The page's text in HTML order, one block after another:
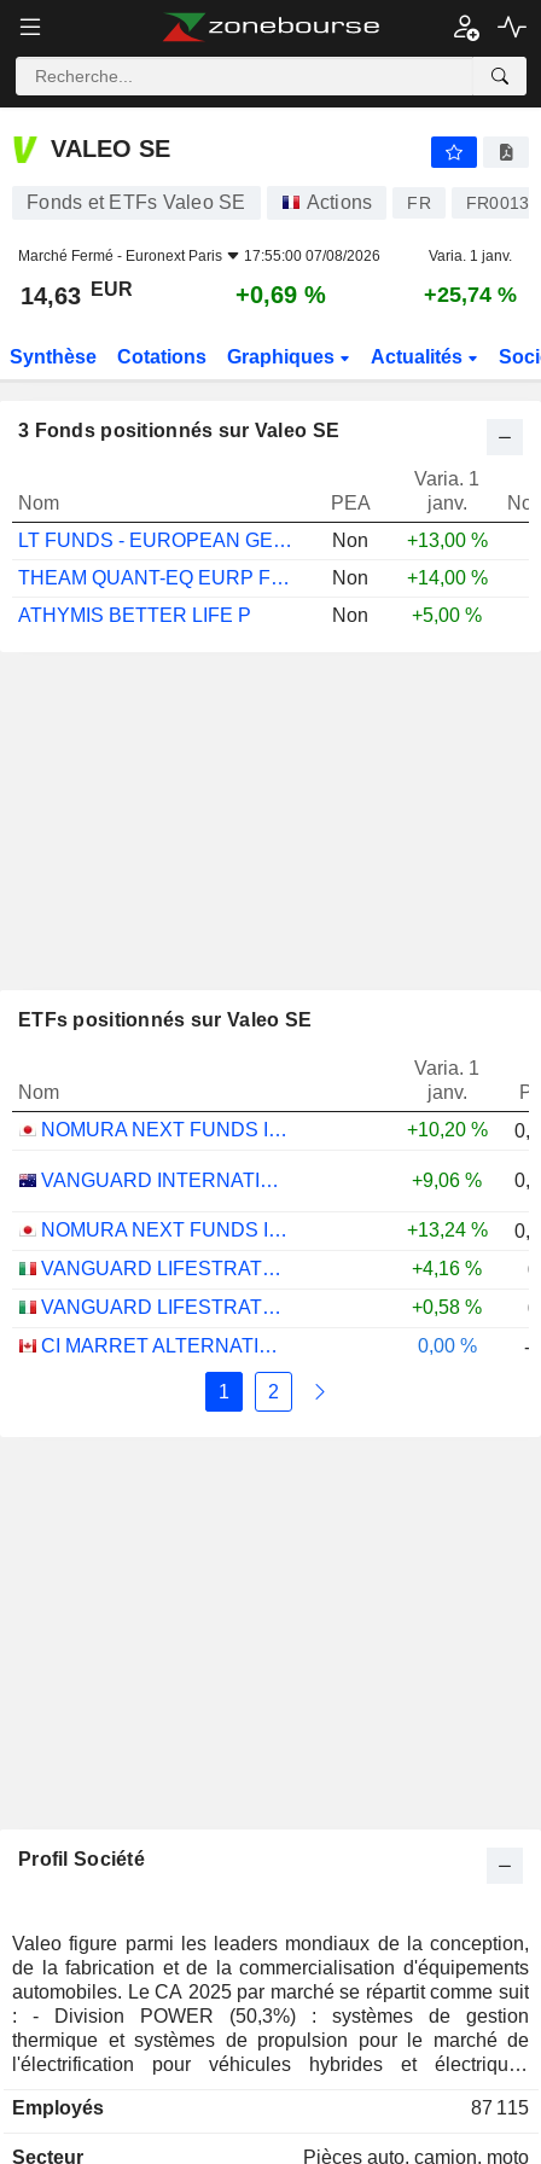
VALEO SE
VALEO SE
Fonds et ETFs Valeo SE Actions FR
Marché Fermé - Euronext Paris 17:55:00 07/08/2026 Varia. 1 janv.
14,63 EUR +0,69 % +25,74 %
Synthèse Cotations Graphiques Actualités
3 Fonds positionnés sur Valeo SE
Nom PEA
Varia. 1
janv.
LT FUNDS - EUROPEAN GENERAL A EUR
Non
+13,00 %
THEAM QUANT-EQ EURP FCT DEF I EUR CAP
Non
+14,00 %
ATHYMIS BETTER LIFE P
Non +5,00 %
ETFs positionnés sur Valeo SE
Nom
Varia. 1
janv.
NOMURA NEXT FUNDS INTERNATIONAL EQUITY MSCI-KOKUSAI (YEN-HEDGED) ETF - JPY
+10,20 %
VANGUARD INTERNATIONAL EQUITY INDEX FUNDS - VANGUARD FTSE ALL-WORLD EX-US ETF +9,06 %
NOMURA NEXT FUNDS INTERNATIONAL EQUITY MSCI-KOKUSAI (UNHEDGED) ETF - JPY +13,24 %
VANGUARD LIFESTRATEGY 40% EQUITY UCITS ETF - DISTRIBUTING - EUR
+4,16 %
VANGUARD LIFESTRATEGY 20% EQUITY UCITS ETF - DISTRIBUTING - EUR
+0,58 %
CI MARRET ALTERNATIVE ABSOLUTE RETURN BOND ETF - CAD
0,00 % -
1 2
Profil Société
Valeo figure parmi les leaders mondiaux de la conception,
de la fabrication et de la commercialisation d'équipements
automobiles. Le CA 2025 par marché se répartit comme suit
: - Division POWER (50,3%) : systèmes de gestion
thermique et systèmes de propulsion pour le marché de
l'électrification pour véhicules hybrides et électriques
thermique de la batterie, gestion thermique de l'habitacle,
Employés 87 115
Secteur Pièces auto, camion, moto